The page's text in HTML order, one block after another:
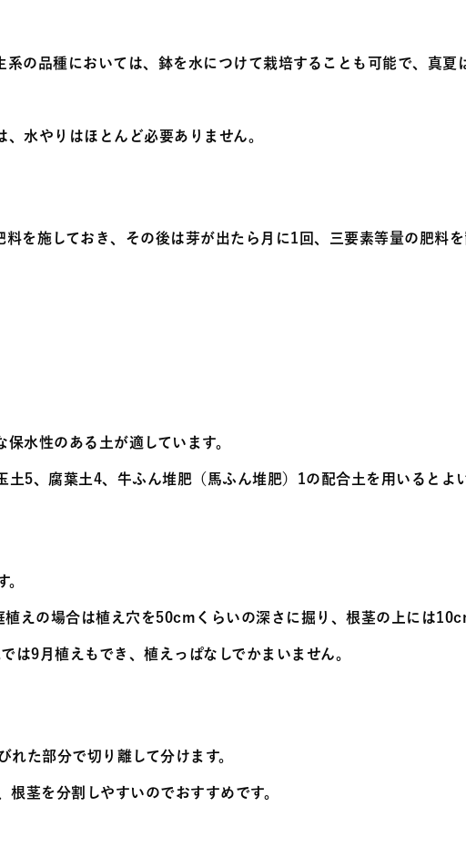
の品種においては、鉢を水につけて栽培することも可能で、真夏
水やりはほとんど必要ありません。
を施しておき、その後は芽が出たら月に1回、三要素等量の肥料を
水性のある土が適しています。
5、腐葉土4、牛ふん堆肥（馬ふん堆肥）1の配合土を用いるとよ
えの場合は植え穴を50cmくらいの深さに掘り、根茎の上には
は9月植えもでき、植えっぱなしでかまいません。
た部分で切り離して分けます。
茎を分割しやすいのでおすすめです。